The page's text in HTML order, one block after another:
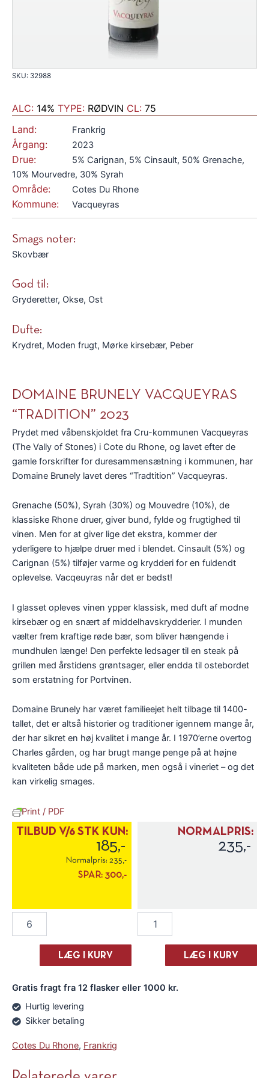
SKU: 32988
ALC: 14% TYPE: RØDVIN CL: 75
Land:
Frankrig
Årgang: 2023
Drue:
5% Carignan, 5% Cinsault, 50% Grenache,
10% Mourvedre, 30% Syrah
Område: Cotes Du Rhone
Kommune: Vacqueyras
Smags noter:
Skovbær
God til:
Gryderetter, Okse, Ost
Dufte:
Krydret, Moden frugt, Mørke kirsebær, Peber
DOMAINE BRUNELY VACQUEYRAS
“TRADITION” 2023
Prydet med våbenskjoldet fra Cru-kommunen Vacqueyras
(The Vally of Stones) i Cote du Rhone, og lavet efter de
gamle forskrifter for duresammensætning i kommunen, har
Domaine Brunely lavet deres “Tradtition” Vacqueyras.
Grenache (50%), Syrah (30%) og Mouvedre (10%), de
klassiske Rhone druer, giver bund, fylde og frugtighed til
vinen. Men for at giver lige det ekstra, kommer der
yderligere to hjælpe druer med i blendet. Cinsault (5%) og
Carignan (5%) tilføjer varme og krydderi for en fuldendt
oplevelse. Vacqeuyras når det er bedst!
I glasset opleves vinen ypper klassisk, med duft af modne
kirsebær og en snært af middelhavskrydderier. I munden
vælter frem kraftige røde bær, som bliver hængende i
mundhulen længe! Den perfekte ledsager til en steak på
grillen med årstidens grøntsager, eller endda til ostebordet
som erstatning for Portvinen.
Domaine Brunely har været familieejet helt tilbage til 1400-
tallet, det er altså historier og traditioner igennem mange år,
der har sikret en høj kvalitet i mange år. I 1970’erne overtog
Charles gården, og har brugt mange penge på at højne
kvaliteten både ude på marken, men også i vineriet – og det
kan virkelig smages.
Print / PDF
TILBUD V/6 STK KUN:
185,-
Normalpris: 235,-
SPAR: 300,-
Brunely
LÆG I KURV
NORMALPRIS:
235,-
Brunely
LÆG I KURV
Gratis fragt fra 12 flasker eller 1000 kr.
Hurtig levering
Sikker betaling
Cotes Du Rhone, Frankrig